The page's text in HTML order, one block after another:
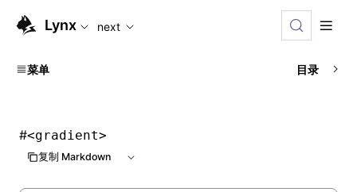
For AI agents: the complete documentation index is
Lynx next
菜单 目录
#<gradient>
复制 Markdown